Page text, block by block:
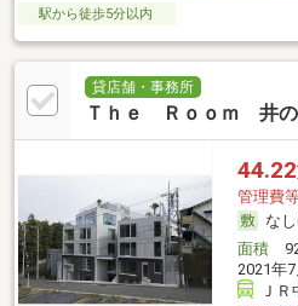
駅から徒歩5分以内
貸店舗・事務所
Ｔｈｅ Ｒｏｏｍ 井の
44.22
管理費
な
面積
2021年
Ｊ